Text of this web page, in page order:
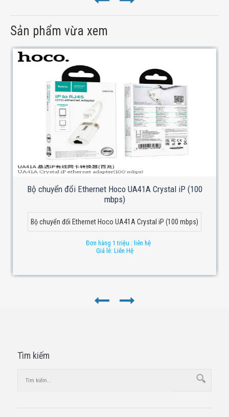
Sản phẩm vừa xem
Bộ chuyển đổi Ethernet Hoco UA41A Crystal iP (100
mbps)
Bộ chuyển đổi Ethernet Hoco UA41A Crystal iP (100 mbps)
Đơn hàng 1 triệu : liên hệ
Giá lẻ: Liên Hệ
Tìm kiếm